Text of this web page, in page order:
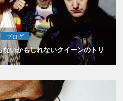
ブログ
いかもしれないクイーンのトリ